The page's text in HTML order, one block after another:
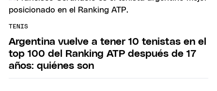
TENIS
Argentina vuelve a tener 10 tenistas en el
top 100 del Ranking ATP después de 17
años: quiénes son